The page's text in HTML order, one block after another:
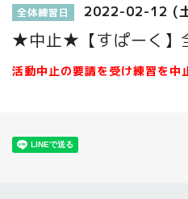
全体練習日 2022-02-12 (
★中止★【すぱーく】
活動中止の要請を受け練習を中